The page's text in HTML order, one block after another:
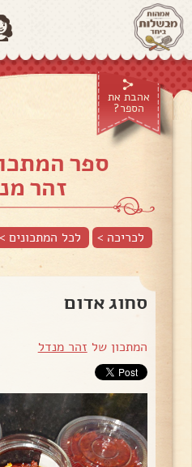
אהבת את
הספר?
ספר
זהר
לכריכה > לכל המתכונים >
סחוג אדום
המתכון של זהר מנדל